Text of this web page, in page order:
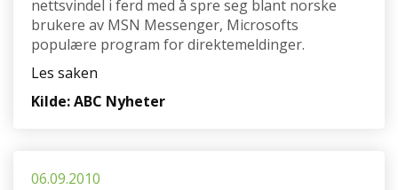
nettsvindel i ferd med å spre seg blant norske
brukere av MSN Messenger, Microsofts
populære program for direktemeldinger.
Les saken
Kilde: ABC Nyheter
06.09.2010